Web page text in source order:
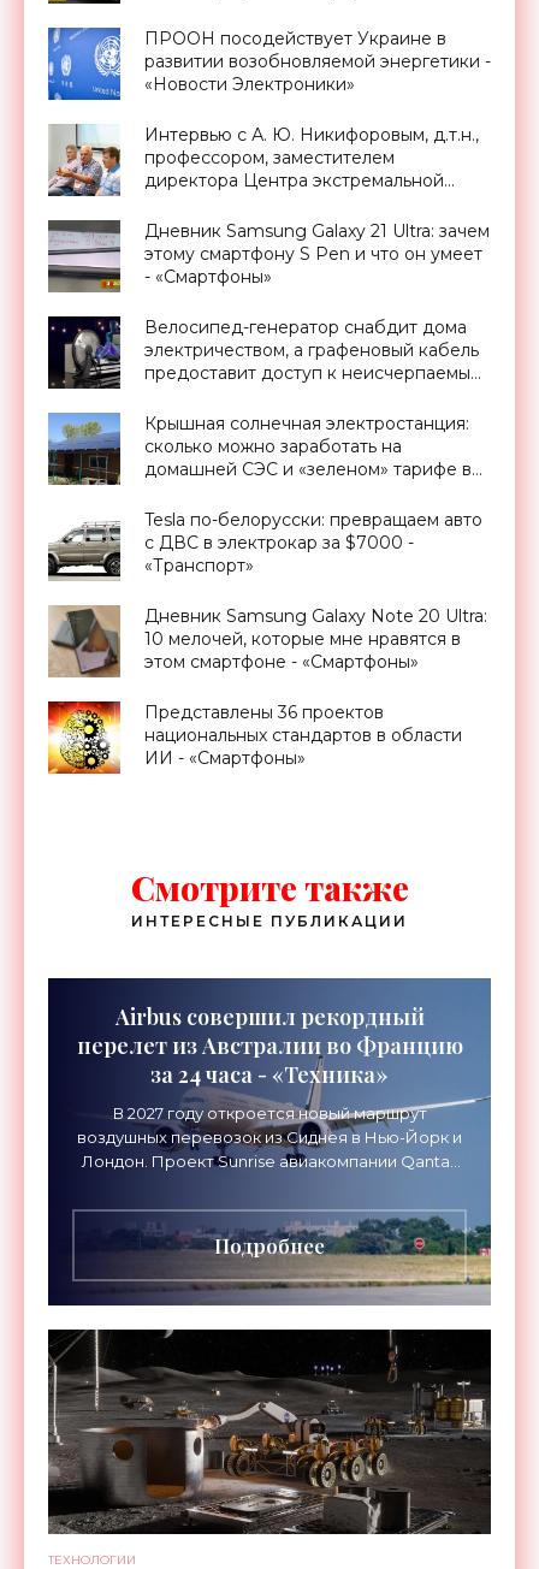
ПРООН посодействует Украине в
развитии возобновляемой энергетики -
«Новости Электроники»
Интервью с А. Ю. Никифоровым, д.т.н.,
профессором, заместителем
директора Центра экстремальной
МИФИ - «Смартфоны»
Дневник Samsung Galaxy 21 Ultra: зачем
этому смартфону S Pen и что он умеет
- «Смартфоны»
Велосипед-генератор снабдит дома
электричеством, а графеновый кабель
предоставит доступ к неисчерпаемым
проект Billions in Change (видео) -
«Новости Электроники»
Крышная солнечная электростанция:
сколько можно заработать на
домашней СЭС и «зеленом» тарифе в
Tesla по-белорусски: превращаем авто
с ДВС в электрокар за $7000 -
«Транспорт»
Дневник Samsung Galaxy Note 20 Ultra:
10 мелочей, которые мне нравятся в
этом смартфоне - «Смартфоны»
Представлены 36 проектов
национальных стандартов в области
ИИ - «Смартфоны»
Смотрите также
ИНТЕРЕСНЫЕ ПУБЛИКАЦИИ
Airbus совершил рекордный
перелет из Австралии во Францию
за 24 часа - «Техника»
В 2027 году откроется новый маршрут
воздушных перевозок из Сиднея в Нью-Йорк и
Лондон. Проект Sunrise авиакомпании Qantas
длительностью до 24
Подробнее
ТЕХНОЛОГИИ